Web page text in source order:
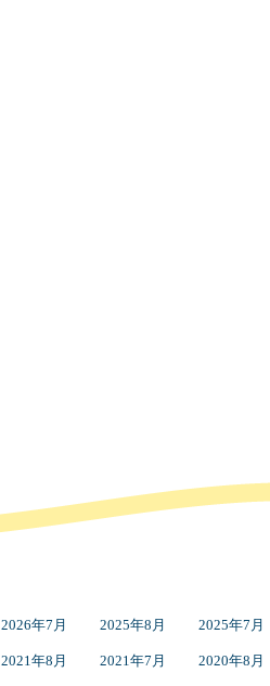
2026年7月 2025年8月 2025年7月
2021年8月 2021年7月 2020年8月